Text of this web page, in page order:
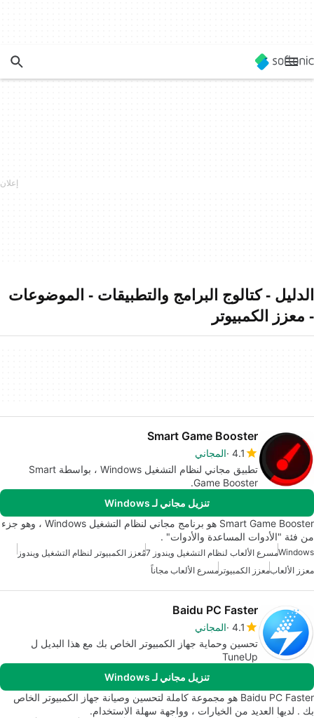
الدليل - كتالوج البرامج والتطبيقات - الموضوعات
- معزز الكمبيوتر
Smart Game Booster
4.1 المجاني
تطبيق مجاني لنظام التشغيل Windows ، بواسطة Smart
Game Booster.
تنزيل مجاني لـ Windows
Smart Game Booster هو برنامج مجاني لنظام التشغيل Windows ، وهو جزء
من فئة "الأدوات المساعدة والأدوات" .
Windowsمسرع الألعاب لنظام التشغيل ويندوز 7
مُعزز الكمبيوتر لنظام التشغيل ويندوز
معزز الألعابمعزز الكمبيوتر مسرع الألعاب مجاناً
Baidu PC Faster
4.1 المجاني
تحسين وحماية جهاز الكمبيوتر الخاص بك مع هذا البديل ل
TuneUp
تنزيل مجاني لـ Windows
Baidu PC Faster هو مجموعة كاملة لتحسين وصيانة جهاز الكمبيوتر الخاص
بك . لديها العديد من الخيارات ، وواجهة سهلة الاستخدام.